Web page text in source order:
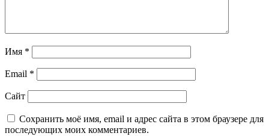
Имя *
Email *
Сайт
Сохранить моё имя, email и адрес сайта в этом браузере для
последующих моих комментариев.